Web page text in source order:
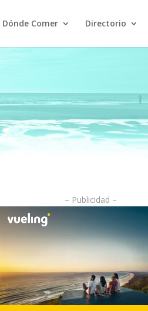
Dónde Comer Directorio
– Publicidad –